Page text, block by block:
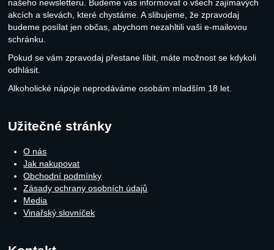
našeho newsletteru. Budeme vás informovat o všech zajímavých
akcích a slevách, které chystáme. A slibujeme, že zpravodaj
budeme posílat jen občas, abychom nezahltili vaši e-mailovou
schránku.
Pokud se vám zpravodaj přestane líbit, máte možnost se kdykoli
odhlásit.
Alkoholické nápoje neprodáváme osobám mladším 18 let.
Užitečné stránky
O nás
Jak nakupovat
Obchodní podmínky
Zásady ochrany osobních údajů
Media
Vinařský slovníček